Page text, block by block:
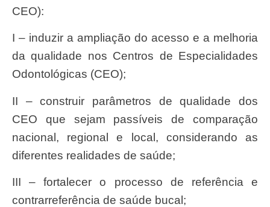
CEO):
I – induzir a ampliação do acesso e a melhoria
da qualidade nos Centros de Especialidades
Odontológicas (CEO);
II – construir parâmetros de qualidade dos
CEO que sejam passíveis de comparação
nacional, regional e local, considerando as
diferentes realidades de saúde;
III – fortalecer o processo de referência e
contrarreferência de saúde bucal;